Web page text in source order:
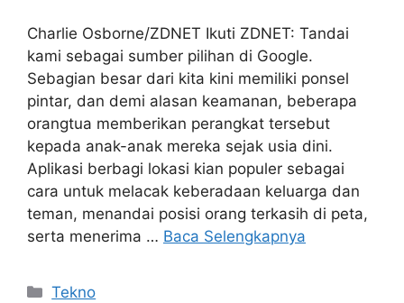
Charlie Osborne/ZDNET Ikuti ZDNET: Tandai
kami sebagai sumber pilihan di Google.
Sebagian besar dari kita kini memiliki ponsel
pintar, dan demi alasan keamanan, beberapa
orangtua memberikan perangkat tersebut
kepada anak-anak mereka sejak usia dini.
Aplikasi berbagi lokasi kian populer sebagai
cara untuk melacak keberadaan keluarga dan
teman, menandai posisi orang terkasih di peta,
serta menerima … Baca Selengkapnya
Kategori
Tekno